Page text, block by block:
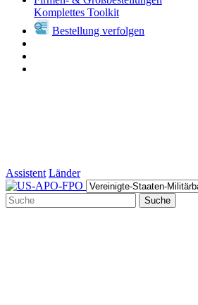
Komplettes Toolkit
Bestellung verfolgen
Assistent Länder
Suche